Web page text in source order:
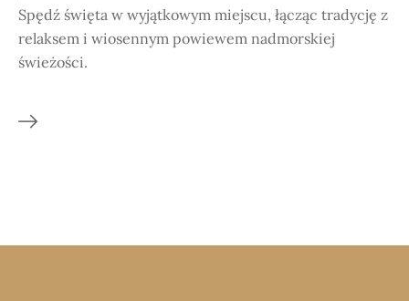
Spędź święta w wyjątkowym miejscu, łącząc tradycję z
relaksem i wiosennym powiewem nadmorskiej
świeżości.